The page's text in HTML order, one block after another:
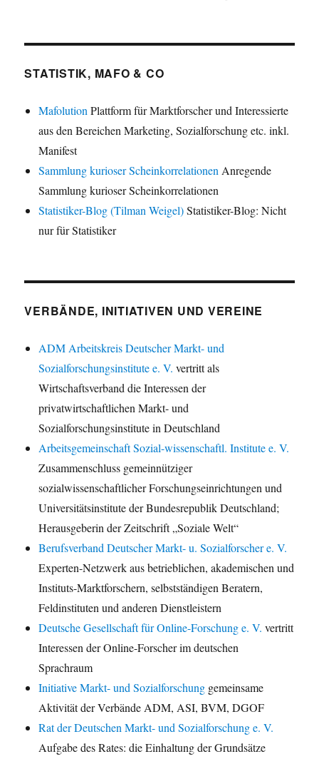
STATISTIK, MAFO & CO
Mafolution Plattform für Marktforscher und Interessierte
aus den Bereichen Marketing, Sozialforschung etc. inkl.
Manifest
Sammlung kurioser Scheinkorrelationen Anregende
Sammlung kurioser Scheinkorrelationen
Statistiker-Blog (Tilman Weigel)Statistiker-Blog: Nicht
nur für Statistiker
VERBÄNDE, INITIATIVEN UND VEREINE
ADM Arbeitskreis Deutscher Markt- und
Sozialforschungsinstitute e. V. vertritt als
Wirtschaftsverband die Interessen der
privatwirtschaftlichen Markt- und
Sozialforschungsinstitute in Deutschland
Arbeitsgemeinschaft Sozial-wissenschaftl. Institute e. V.
Zusammenschluss gemeinnütziger
sozialwissenschaftlicher Forschungseinrichtungen und
Universitätsinstitute der Bundesrepublik Deutschland;
Herausgeberin der Zeitschrift „Soziale Welt“
Berufsverband Deutscher Markt- u. Sozialforscher e. V.
Experten-Netzwerk aus betrieblichen, akademischen und
Instituts-Marktforschern, selbstständigen Beratern,
Feldinstituten und anderen Dienstleistern
Deutsche Gesellschaft für Online-Forschung e. V. vertritt
Interessen der Online-Forscher im deutschen
Sprachraum
Initiative Markt- und Sozialforschung gemeinsame
Aktivität der Verbände ADM, ASI, BVM, DGOF
Rat der Deutschen Markt- und Sozialforschung e. V.
Aufgabe des Rates: die Einhaltung der Grundsätze